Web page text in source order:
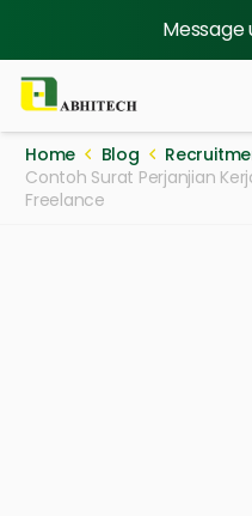
Message
Home Blog
Contoh Surat Perjanjian
Freelance